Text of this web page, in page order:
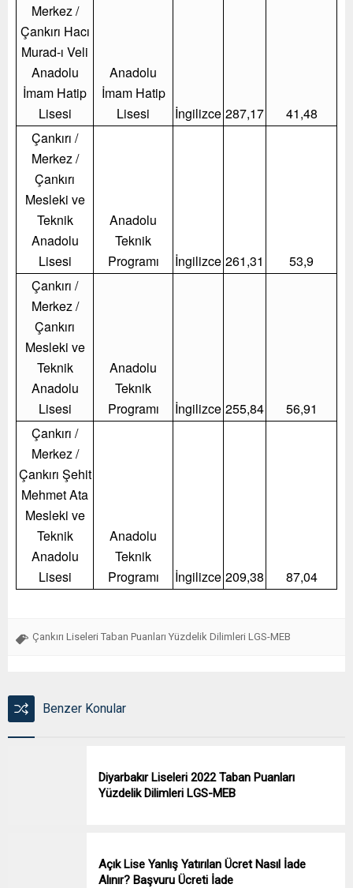
Merkez /
Çankırı Hacı
Murad-ı Veli
Anadolu
İmam Hatip
Lisesi
Anadolu
İmam Hatip
Lisesi
İngilizce 287,17
41,48
Çankırı /
Merkez /
Çankırı
Mesleki ve
Teknik
Anadolu
Lisesi
Anadolu
Teknik
Programı
İngilizce 261,31
53,9
Çankırı /
Merkez /
Çankırı
Mesleki ve
Teknik
Anadolu
Lisesi
Anadolu
Teknik
Programı
İngilizce 255,84
56,91
Çankırı /
Merkez /
Çankırı Şehit
Mehmet Ata
Mesleki ve
Teknik
Anadolu
Lisesi
Anadolu
Teknik
Programı
İngilizce 209,38 87,04
Çankırı Liseleri Taban Puanları Yüzdelik Dilimleri LGS-MEB
Benzer Konular
Diyarbakır Liseleri 2022 Taban Puanları
Yüzdelik Dilimleri LGS-MEB
Açık Lise Yanlış Yatırılan Ücret Nasıl İade
Alınır? Başvuru Ücreti İade